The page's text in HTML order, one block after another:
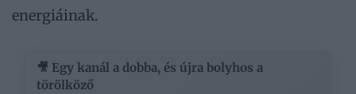
energiáinak.
🎥 Egy kanál a dobba, és újra bolyhos a
törölköző